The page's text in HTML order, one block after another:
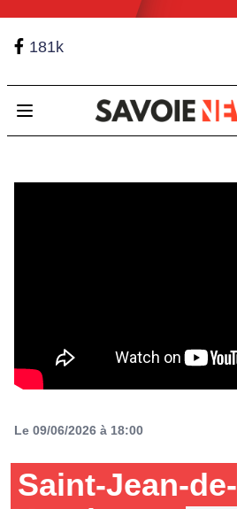
181k
Open main menu
Le 09/06/2026 à 18:00
Saint-Jean-de-